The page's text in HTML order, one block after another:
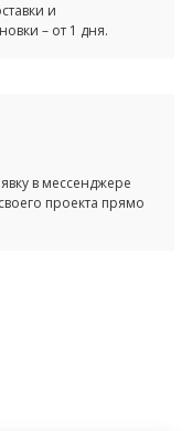
и
– от 1 дня.
в мессенджере
проекта прямо